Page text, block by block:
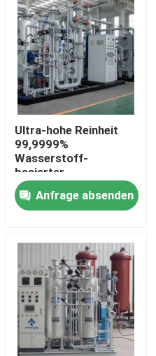
Ultra-hohe Reinheit
99,9999%
Wasserstoff-
basierter
Stickstoffgasreiniger
Anfrage absenden